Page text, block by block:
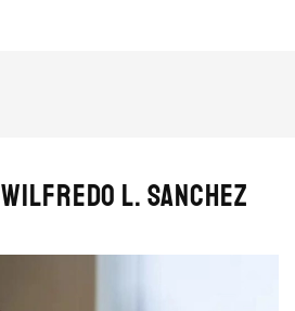
Wilfredo L. Sanchez